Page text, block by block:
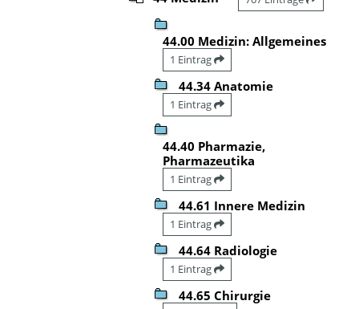
44.00 Medizin: Allgemeines
1 Eintrag
44.34 Anatomie
1 Eintrag
44.40 Pharmazie,
Pharmazeutika
1 Eintrag
44.61 Innere Medizin
1 Eintrag
44.64 Radiologie
1 Eintrag
44.65 Chirurgie